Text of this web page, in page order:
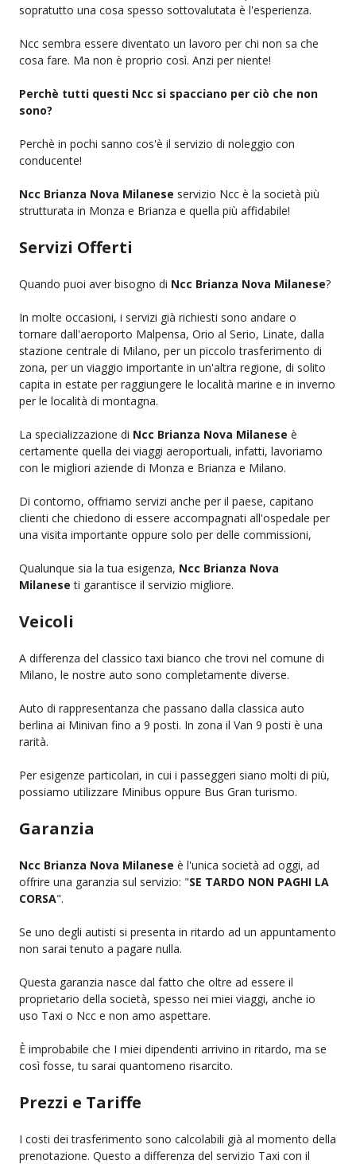
sopratutto una cosa spesso sottovalutata è l'esperienza.
Ncc sembra essere diventato un lavoro per chi non sa che
cosa fare. Ma non è proprio così. Anzi per niente!
Perchè tutti questi Ncc si spacciano per ciò che non
sono?
Perchè in pochi sanno cos'è il servizio di noleggio con
conducente!
Ncc Brianza Nova Milanese servizio Ncc è la società più
strutturata in Monza e Brianza e quella più affidabile!
Servizi Offerti
Quando puoi aver bisogno di Ncc Brianza Nova Milanese?
In molte occasioni, i servizi già richiesti sono andare o
tornare dall'aeroporto Malpensa, Orio al Serio, Linate, dalla
stazione centrale di Milano, per un piccolo trasferimento di
zona, per un viaggio importante in un'altra regione, di solito
capita in estate per raggiungere le località marine e in inverno
per le località di montagna.
La specializzazione di Ncc Brianza Nova Milanese è
certamente quella dei viaggi aeroportuali, infatti, lavoriamo
con le migliori aziende di Monza e Brianza e Milano.
Di contorno, offriamo servizi anche per il paese, capitano
clienti che chiedono di essere accompagnati all'ospedale per
una visita importante oppure solo per delle commissioni,
Qualunque sia la tua esigenza, Ncc Brianza Nova
Milanese ti garantisce il servizio migliore.
Veicoli
A differenza del classico taxi bianco che trovi nel comune di
Milano, le nostre auto sono completamente diverse.
Auto di rappresentanza che passano dalla classica auto
berlina ai Minivan fino a 9 posti. In zona il Van 9 posti è una
rarità.
Per esigenze particolari, in cui i passeggeri siano molti di più,
possiamo utilizzare Minibus oppure Bus Gran turismo.
Garanzia
Ncc Brianza Nova Milanese è l'unica società ad oggi, ad
offrire una garanzia sul servizio: "SE TARDO NON PAGHI LA
CORSA".
Se uno degli autisti si presenta in ritardo ad un appuntamento
non sarai tenuto a pagare nulla.
Questa garanzia nasce dal fatto che oltre ad essere il
proprietario della società, spesso nei miei viaggi, anche io
uso Taxi o Ncc e non amo aspettare.
È improbabile che I miei dipendenti arrivino in ritardo, ma se
così fosse, tu sarai quantomeno risarcito.
Prezzi e Tariffe
I costi dei trasferimento sono calcolabili già al momento della
prenotazione. Questo a differenza del servizio Taxi con il